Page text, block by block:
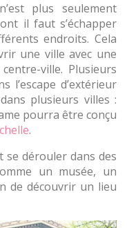
plus seulement
il faut s’échapper
endroits. Cela
une ville avec une
ville. Plusieurs
l’escape d’extérieur
plusieurs villes :
pourra être conçu
.
se dérouler dans des
un musée, un
de découvrir un lieu